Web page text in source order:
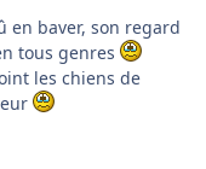
en baver, son regard
tous genres
les chiens de